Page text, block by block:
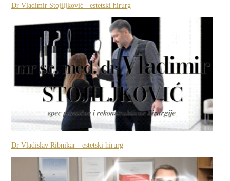
Dr Vladimir Stojiljković - estetski hirurg
Dr Vladislav Ribnikar - estetski hirurg